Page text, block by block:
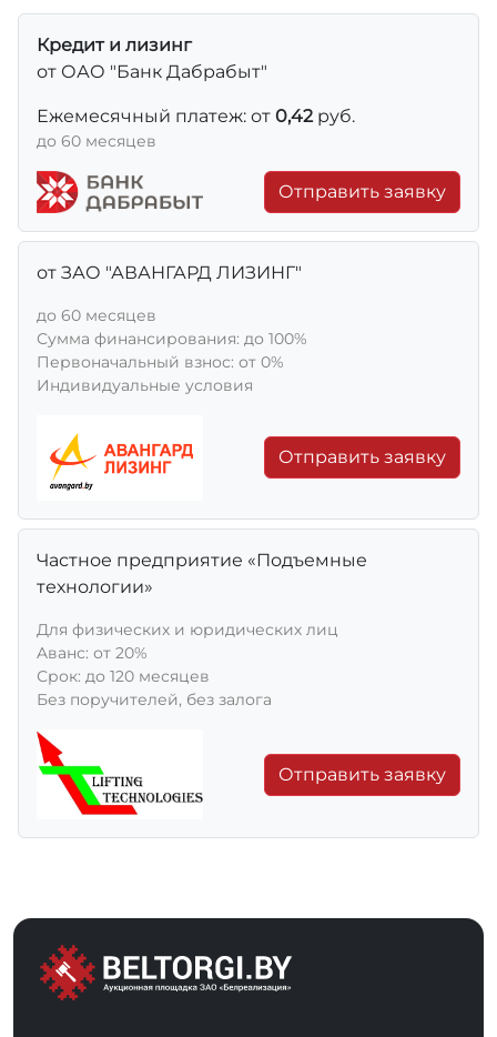
Кредит и лизинг
от ОАО "Банк Дабрабыт"
Ежемесячный платеж: от 0,42руб.
до 60 месяцев
Отправить заявку
от ЗАО "АВАНГАРД ЛИЗИНГ"
до 60 месяцев
Сумма финансирования: до 100%
Первоначальный взнос: от 0%
Индивидуальные условия
Отправить заявку
Частное предприятие «Подъемные
технологии»
Для физических и юридических лиц
Aванс: от 20%
Срок: до 120 месяцев
Без поручителей, без залога
Отправить заявку